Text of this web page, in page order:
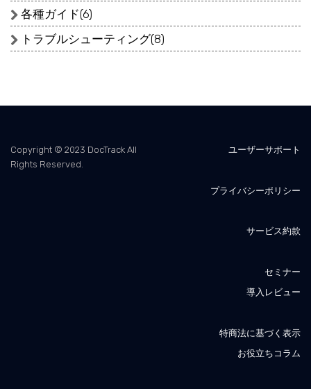
各種ガイド(6)
トラブルシューティング(8)
Copyright © 2023 DocTrack All
Rights Reserved.
ユーザーサポート
プライバシーポリシー
サービス約款
セミナー
導入レビュー
特商法に基づく表示
お役立ちコラム